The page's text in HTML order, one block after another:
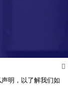
明，以了解我们如